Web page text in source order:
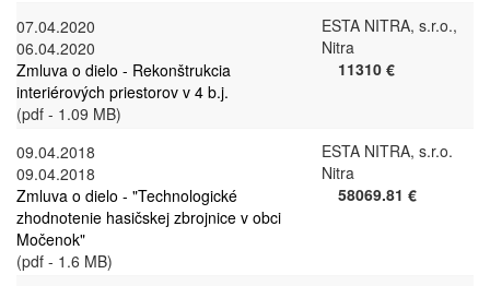
07.04.2020
06.04.2020
Zmluva o dielo - Rekonštrukcia
interiérových priestorov v 4 b.j.
(pdf - 1.09 MB)
ESTA NITRA, s.r.o.,
Nitra
11310 €
09.04.2018
09.04.2018
Zmluva o dielo - "Technologické
zhodnotenie hasičskej zbrojnice v obci
Močenok"
(pdf - 1.6 MB)
ESTA NITRA, s.r.o.
Nitra
58069.81 €